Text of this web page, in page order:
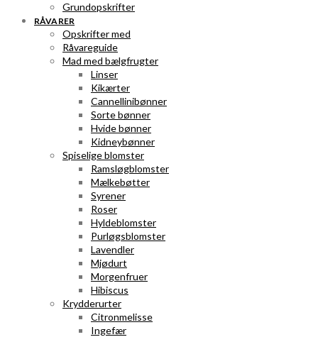
Grundopskrifter
RÅVARER
Opskrifter med
Råvareguide
Mad med bælgfrugter
Linser
Kikærter
Cannellinibønner
Sorte bønner
Hvide bønner
Kidneybønner
Spiselige blomster
Ramsløgblomster
Mælkebøtter
Syrener
Roser
Hyldeblomster
Purløgsblomster
Lavendler
Mjødurt
Morgenfruer
Hibiscus
Krydderurter
Citronmelisse
Ingefær